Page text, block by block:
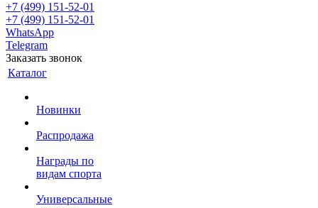
+7 (499) 151-52-01
+7 (499) 151-52-01
WhatsApp
Telegram
Заказать звонок
Каталог
Новинки
Распродажа
Награды по
видам спорта
Универсальные